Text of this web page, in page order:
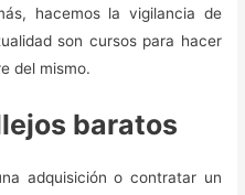
hacemos la vigilancia de
son cursos para hacer
del mismo.
baratos
adquisición o contratar un